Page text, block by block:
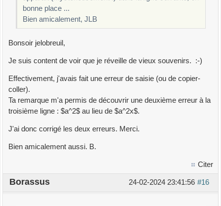
bonne place ...
Bien amicalement, JLB
Bonsoir jelobreuil,
Je suis content de voir que je réveille de vieux souvenirs. :-)
Effectivement, j'avais fait une erreur de saisie (ou de copier-
coller).
Ta remarque m'a permis de découvrir une deuxième erreur à la
troisième ligne : $a^2$ au lieu de $a^2x$.
J'ai donc corrigé les deux erreurs. Merci.
Bien amicalement aussi. B.
Citer
#16
24-02-2024 23:41:56
Borassus